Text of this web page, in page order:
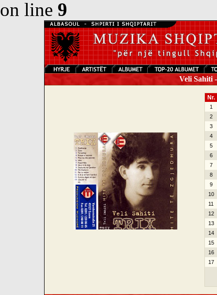
on line 9
Veli Sahiti
Nr.
1
2
3
4
5
6
7
8
9
10
11
12
13
14
15
16
17